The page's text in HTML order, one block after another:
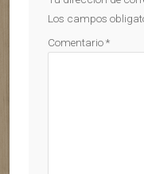
Los campos
Comentario*